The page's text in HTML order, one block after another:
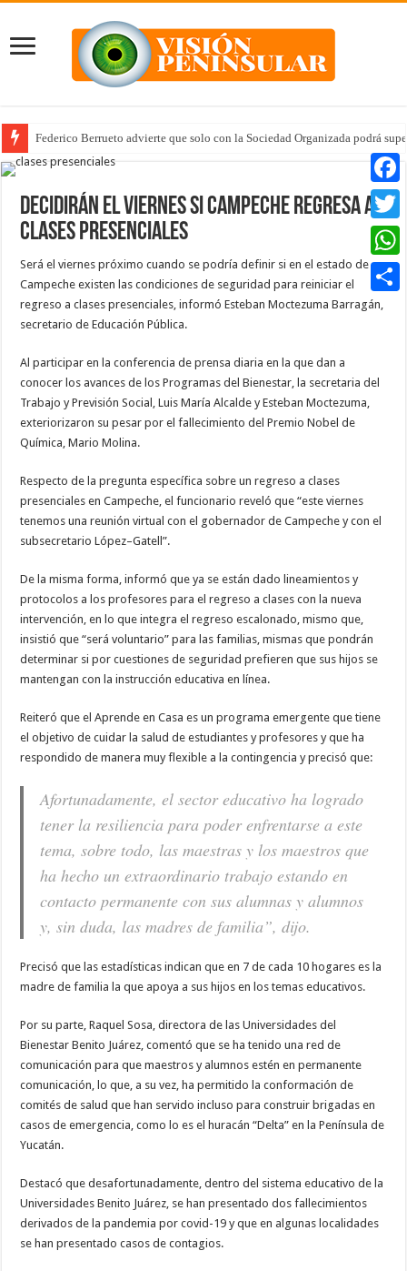
Federico Berrueto advierte que solo con la Sociedad Organizada podrá
Decidirán el viernes si Campeche regresa a
clases presenciales
Será el viernes próximo cuando se podría definir si en el estado de
Campeche existen las condiciones de seguridad para reiniciar el
regreso a clases presenciales, informó Esteban Moctezuma Barragán,
secretario de Educación Pública.
Al participar en la conferencia de prensa diaria en la que dan a
conocer los avances de los Programas del Bienestar, la secretaria del
Trabajo y Previsión Social, Luis María Alcalde y Esteban Moctezuma,
exteriorizaron su pesar por el fallecimiento del Premio Nobel de
Química, Mario Molina.
Respecto de la pregunta específica sobre un regreso a clases
presenciales en Campeche, el funcionario reveló que “este viernes
tenemos una reunión virtual con el gobernador de Campeche y con el
subsecretario López–Gatell”.
De la misma forma, informó que ya se están dado lineamientos y
protocolos a los profesores para el regreso a clases con la nueva
intervención, en lo que integra el regreso escalonado, mismo que,
insistió que “será voluntario” para las familias, mismas que pondrán
determinar si por cuestiones de seguridad prefieren que sus hijos se
mantengan con la instrucción educativa en línea.
Reiteró que el Aprende en Casa es un programa emergente que tiene
el objetivo de cuidar la salud de estudiantes y profesores y que ha
respondido de manera muy flexible a la contingencia y precisó que:
Afortunadamente, el sector educativo ha logrado
tener la resiliencia para poder enfrentarse a este
tema, sobre todo, las maestras y los maestros que
ha hecho un extraordinario trabajo estando en
contacto permanente con sus alumnas y alumnos
y, sin duda, las madres de familia”, dijo.
Precisó que las estadísticas indican que en 7 de cada 10 hogares es la
madre de familia la que apoya a sus hijos en los temas educativos.
Por su parte, Raquel Sosa, directora de las Universidades del
Bienestar Benito Juárez, comentó que se ha tenido una red de
comunicación para que maestros y alumnos estén en permanente
comunicación, lo que, a su vez, ha permitido la conformación de
comités de salud que han servido incluso para construir brigadas en
casos de emergencia, como lo es el huracán “Delta” en la Península de
Yucatán.
Destacó que desafortunadamente, dentro del sistema educativo de la
Universidades Benito Juárez, se han presentado dos fallecimientos
derivados de la pandemia por covid-19 y que en algunas localidades
se han presentado casos de contagios.
Twitter